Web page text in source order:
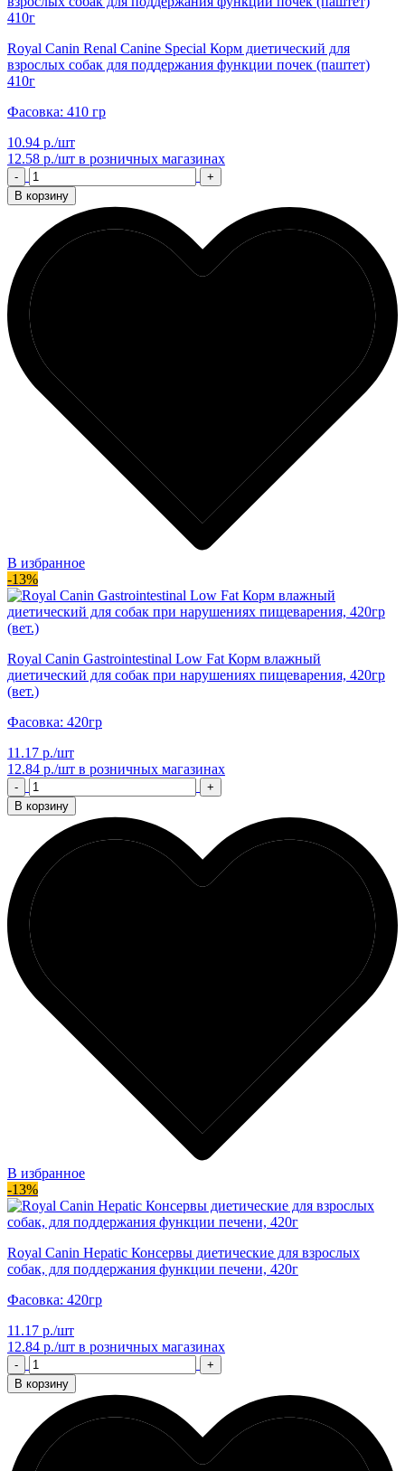
Royal Canin Renal Canine Special Корм диетический для
взрослых собак для поддержания функции почек (паштет)
410г
Фасовка: 410 гр
10.94 р./шт
12.58 р./шт в розничных магазинах
-
+
В корзину
В избранное
-13%
Royal Canin Gastrointestinal Low Fat Корм влажный
диетический для собак при нарушениях пищеварения, 420гр
(вет.)
Фасовка: 420гр
11.17 р./шт
12.84 р./шт в розничных магазинах
-
+
В корзину
В избранное
-13%
Royal Canin Hepatic Консервы диетические для взрослых
собак, для поддержания функции печени, 420г
Фасовка: 420гр
11.17 р./шт
12.84 р./шт в розничных магазинах
-
+
В корзину